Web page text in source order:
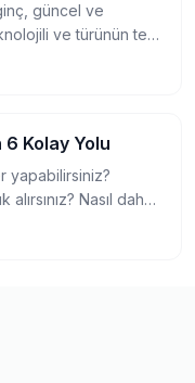
güncel ve
ve türünün tek
6 Kolay Yolu
yapabilirsiniz?
Nasıl daha